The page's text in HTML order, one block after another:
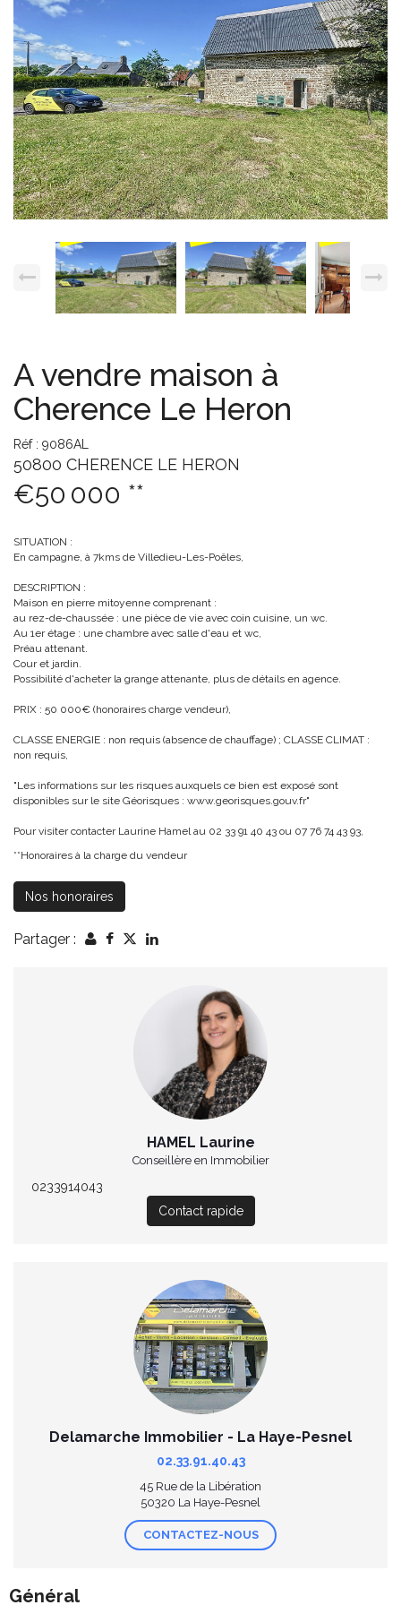
A vendre maison à
Cherence Le Heron
Réf : 9086AL
50800 CHERENCE LE HERON
€50 000 **
SITUATION :
En campagne, à 7kms de Villedieu-Les-Poêles,
DESCRIPTION :
Maison en pierre mitoyenne comprenant :
au rez-de-chaussée : une pièce de vie avec coin cuisine, un wc.
Au 1er étage : une chambre avec salle d'eau et wc,
Préau attenant.
Cour et jardin.
Possibilité d'acheter la grange attenante, plus de détails en agence.
PRIX : 50 000€ (honoraires charge vendeur),
CLASSE ENERGIE : non requis (absence de chauffage) ; CLASSE CLIMAT :
non requis,
"Les informations sur les risques auxquels ce bien est exposé sont
disponibles sur le site Géorisques : www.georisques.gouv.fr"
Pour visiter contacter Laurine Hamel au 02 33 91 40 43 ou 07 76 74 43 93,
**Honoraires à la charge du vendeur
Nos honoraires
Partager :
HAMEL Laurine
Conseillère en Immobilier
0233914043
Contact rapide
Delamarche Immobilier - La Haye-Pesnel
02.33.91.40.43
45 Rue de la Libération
50320 La Haye-Pesnel
CONTACTEZ-NOUS
Général